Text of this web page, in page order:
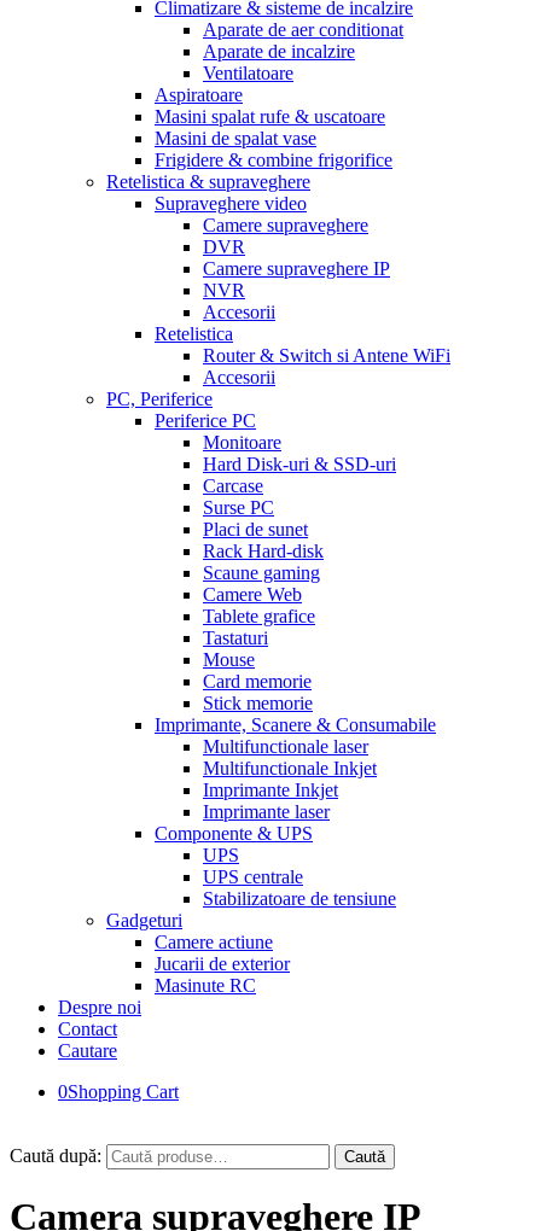
Climatizare & sisteme de incalzire
Aparate de aer conditionat
Aparate de incalzire
Ventilatoare
Aspiratoare
Masini spalat rufe & uscatoare
Masini de spalat vase
Frigidere & combine frigorifice
Retelistica & supraveghere
Supraveghere video
Camere supraveghere
DVR
Camere supraveghere IP
NVR
Accesorii
Retelistica
Router & Switch si Antene WiFi
Accesorii
PC, Periferice
Periferice PC
Monitoare
Hard Disk-uri & SSD-uri
Carcase
Surse PC
Placi de sunet
Rack Hard-disk
Scaune gaming
Camere Web
Tablete grafice
Tastaturi
Mouse
Card memorie
Stick memorie
Imprimante, Scanere & Consumabile
Multifunctionale laser
Multifunctionale Inkjet
Imprimante Inkjet
Imprimante laser
Componente & UPS
UPS
UPS centrale
Stabilizatoare de tensiune
Gadgeturi
Camere actiune
Jucarii de exterior
Masinute RC
Despre noi
Contact
Cautare
0Shopping Cart
Caută după: Caută
Camera supraveghere IP